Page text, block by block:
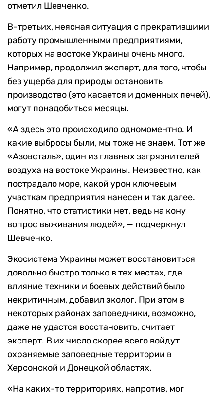
отметил Шевченко.
В-третьих, неясная ситуация с прекратившими
работу промышленными предприятиями,
которых на востоке Украины очень много.
Например, продолжил эксперт, для того, чтобы
без ущерба для природы остановить
производство (это касается и доменных печей),
могут понадобиться месяцы.
«А здесь это происходило одномоментно. И
какие выбросы были, мы тоже не знаем. Тот же
«Азовсталь», один из главных загрязнителей
воздуха на востоке Украины. Неизвестно, как
пострадало море, какой урон ключевым
участкам предприятия нанесен и так далее.
Понятно, что статистики нет, ведь на кону
вопрос выживания людей», — подчеркнул
Шевченко.
Экосистема Украины может восстановиться
довольно быстро только в тех местах, где
влияние техники и боевых действий было
некритичным, добавил эколог. При этом в
некоторых районах заповедники, возможно,
даже не удастся восстановить, считает
эксперт. В их число скорее всего войдут
охраняемые заповедные территории в
Херсонской и Донецкой областях.
«На каких-то территориях, напротив, мог